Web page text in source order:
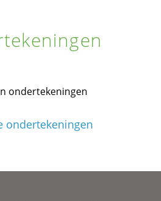
ondertekeningen
ondertekeningen